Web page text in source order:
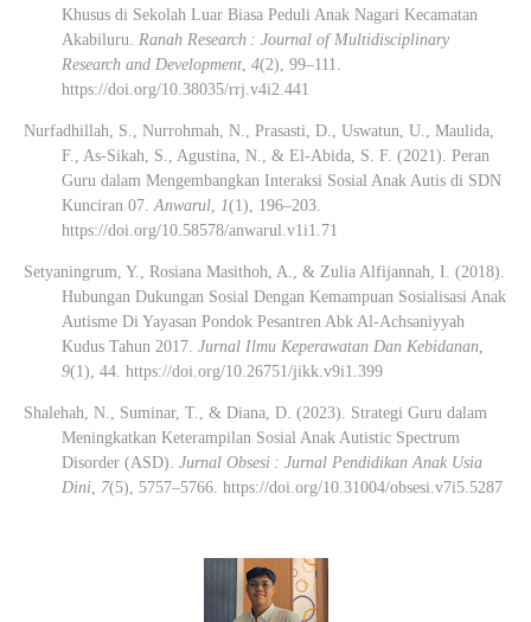
Khusus di Sekolah Luar Biasa Peduli Anak Nagari Kecamatan
Akabiluru. Ranah Research : Journal of Multidisciplinary
Research and Development, 4(2), 99–111.
https://doi.org/10.38035/rrj.v4i2.441
Nurfadhillah, S., Nurrohmah, N., Prasasti, D., Uswatun, U., Maulida,
F., As-Sikah, S., Agustina, N., & El-Abida, S. F. (2021). Peran
Guru dalam Mengembangkan Interaksi Sosial Anak Autis di SDN
Kunciran 07.Anwarul, 1(1), 196–203.
https://doi.org/10.58578/anwarul.v1i1.71
Setyaningrum, Y., Rosiana Masithoh, A., & Zulia Alfijannah, I. (2018).
Hubungan Dukungan Sosial Dengan Kemampuan Sosialisasi Anak
Autisme Di Yayasan Pondok Pesantren Abk Al-Achsaniyyah
Kudus Tahun 2017. Jurnal Ilmu Keperawatan Dan Kebidanan,
9(1), 44. https://doi.org/10.26751/jikk.v9i1.399
Shalehah, N., Suminar, T., & Diana, D. (2023). Strategi Guru dalam
Meningkatkan Keterampilan Sosial Anak Autistic Spectrum
Disorder (ASD). Jurnal Obsesi : Jurnal Pendidikan Anak Usia
Dini, 7(5), 5757–5766. https://doi.org/10.31004/obsesi.v7i5.5287